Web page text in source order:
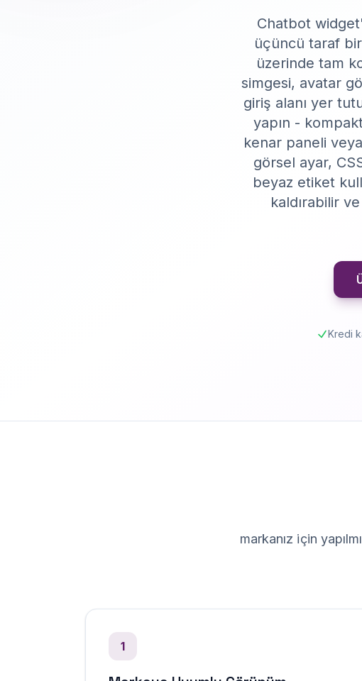
Chatbot
üçüncü taraf
üzerinde tam
simgesi, avatar
giriş alanı yer
yapın -
kenar paneli
görsel ayar,
beyaz etiket
kaldırabilir
Kredi
markanız i̇çin
1